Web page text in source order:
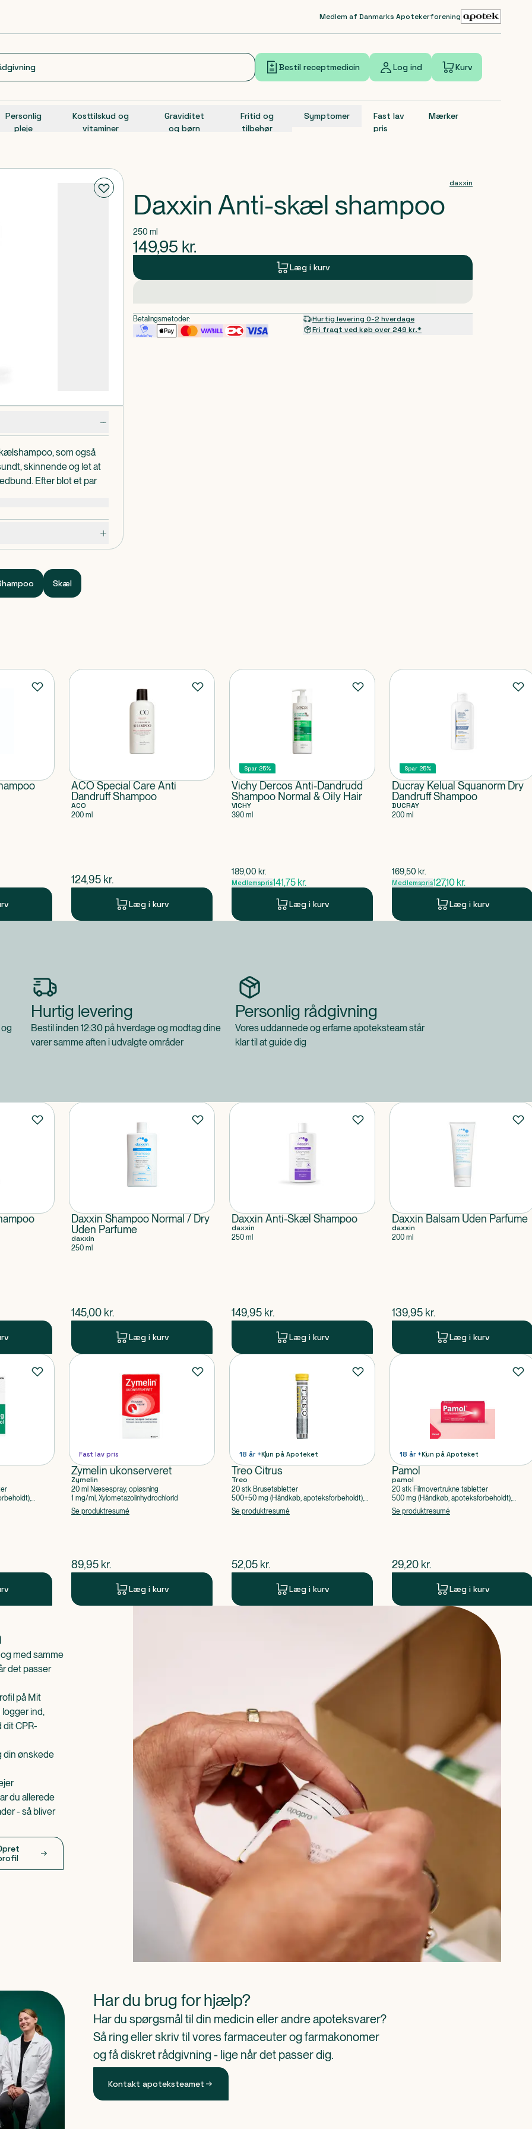
Medlem af Danmarks Apotekerforening
Bestil receptmedicin Log ind Kurv
Personlig
pleje
Kosttilskud og
vitaminer
Graviditet
og børn
Fritid og
tilbehør
Symptomer
Fast lav
pris
Mærker
som også
skinnende og let at
Efter blot et par
hele hårbunden, lad
Så mild og blid
Citric Acid,
Skæl
daxxin
Daxxin Anti-skæl shampoo
250 ml
149,95 kr.
Læg i kurv
Betalingsmetoder:
Hurtig levering 0-2 hverdage
Fri fragt ved køb over 249 kr.*
ACO Special Care Anti
Dandruff Shampoo
ACO
200 ml
$nuværende pris
124,95 kr.
Læg i kurv
Spar 25%
Vichy Dercos Anti-Dandrudd
Shampoo Normal & Oily Hair
VICHY
390 ml
$gammel pris
189,00 kr.
Medlemspris141,75 kr.
Læg i kurv
Spar 25%
Ducray Kelual Squanorm Dry
Dandruff Shampoo
DUCRAY
200 ml
$gammel pris
169,50 kr.
Medlemspris127,10 kr.
Læg i kurv
Hurtig levering
Bestil inden 12:30 på hverdage og modtag dine
varer samme aften i udvalgte områder
Personlig rådgivning
Vores uddannede og erfarne apoteksteam står
klar til at guide dig
Daxxin Shampoo Normal / Dry
Uden Parfume
daxxin
250 ml
$nuværende pris
145,00 kr.
Læg i kurv
Daxxin Anti-Skæl Shampoo
daxxin
250 ml
$nuværende pris
149,95 kr.
Læg i kurv
Daxxin Balsam Uden Parfume
daxxin
200 ml
$nuværende pris
139,95 kr.
Læg i kurv
Fast lav pris
Zymelin ukonserveret
Zymelin
20 ml Næsespray, opløsning
1 mg/ml, Xylometazolinhydrochlorid
Se produktresumé
$nuværende pris
89,95 kr.
Læg i kurv
18 år +Kun på Apoteket
Treo Citrus
Treo
20 stk Brusetabletter
500+50 mg (Håndkøb, apoteksforbeholdt),
Acetylsalicylsyre, Caffein
Se produktresumé
$nuværende pris
52,05 kr.
Læg i kurv
18 år +Kun på Apoteket
Pamol
pamol
20 stk Filmovertrukne tabletter
500 mg (Håndkøb, apoteksforbeholdt),
Paracetamol
Se produktresumé
$nuværende pris
29,20 kr.
Læg i kurv
med samme
det passer
på Mit
ind,
dit CPR-
din ønskede
du allerede
- så bliver
Har du brug for hjælp?
Har du spørgsmål til din medicin eller andre apoteksvarer?
Så ring eller skriv til vores farmaceuter og farmakonomer
og få diskret rådgivning - lige når det passer dig.
Kontakt apoteksteamet